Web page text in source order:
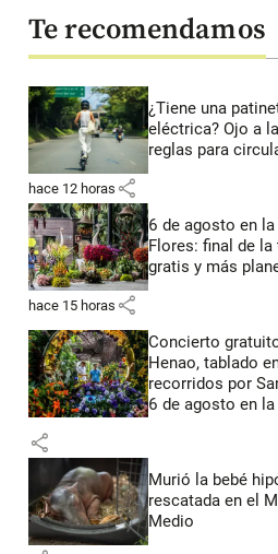
Te recomendamos
¿Tiene una
eléctrica? Ojo a
reglas para
hace 12 horas share
6 de agosto en
Flores: final de
gratis y más
hace 15 horas share
Concierto
Henao, tablado
recorridos por
6 de agosto en
share
Murió la bebé
rescatada en el
Medio